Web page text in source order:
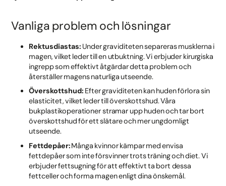
Vanliga problem och lösningar
Rektusdiastas: Under graviditeten separeras musklerna i
magen, vilket leder till en utbuktning. Vi erbjuder kirurgiska
ingrepp som effektivt åtgärdar detta problem och
återställer magens naturliga utseende.
Överskottshud: Efter graviditeten kan huden förlora sin
elasticitet, vilket leder till överskottshud. Våra
bukplastikoperationer stramar upp huden och tar bort
överskottshud för ett slätare och mer ungdomligt
utseende.
Fettdepåer:Många kvinnor kämpar med envisa
fettdepåer som inte försvinner trots träning och diet. Vi
erbjuder fettsugning för att effektivt ta bort dessa
fettceller och forma magen enligt dina önskemål.